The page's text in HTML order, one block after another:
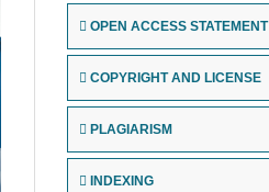
OPEN ACCESS STATEMENT
COPYRIGHT AND LICENSE
PLAGIARISM
INDEXING